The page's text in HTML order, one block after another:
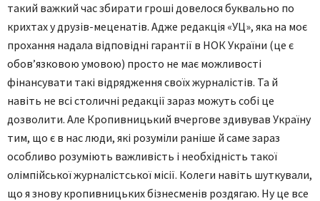
такий важкий час збирати гроші довелося буквально по
крихтах у друзів-меценатів. Адже редакція «УЦ», яка на моє
прохання надала відповідні гарантії в НОК України (це є
обов’язковою умовою) просто не має можливості
фінансувати такі відрядження своїх журналістів. Та й
навіть не всі столичні редакції зараз можуть собі це
дозволити. Але Кропивницький вчергове здивував Україну
тим, що є в нас люди, які розуміли раніше й саме зараз
особливо розуміють важливість і необхідність такої
олімпійської журналістської місії. Колеги навіть шуткували,
що я знову кропивницьких бізнесменів роздягаю. Ну це все